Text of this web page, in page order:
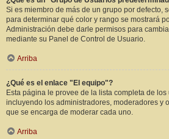
Si es miembro de más de un grupo por defecto,
para determinar qué color y rango se mostrará
Administración debe darle permisos para
mediante su Panel de Control de Usuario.
Arriba
¿Qué es el enlace "El equipo"?
Esta página le provee de la lista completa de
incluyendo los administradores, moderadores y
que se encarga de moderar cada uno.
Arriba